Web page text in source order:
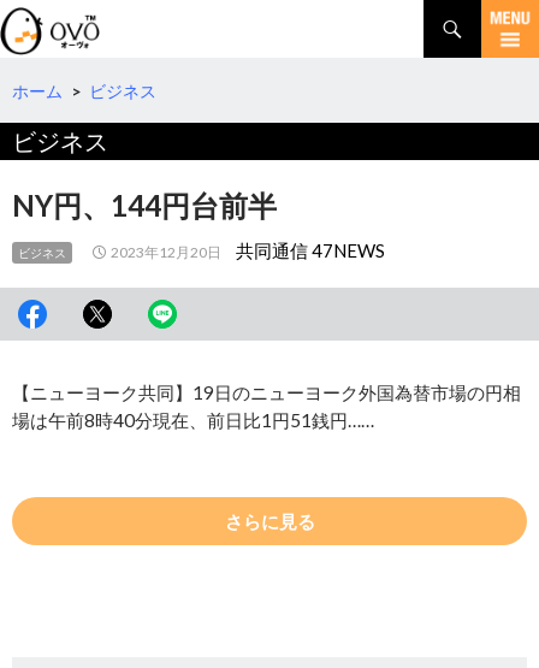
検
索
コ
テ
へ
移
動
ホーム > ビジネス
ビジネス
NY円、144円台前半
ビジネス 2023年12月20日 共同通信 47NEWS
【ニューヨーク共同】19日のニューヨーク外国為替市場の円相
場は午前8時40分現在、前日比1円51銭円……
さらに見る